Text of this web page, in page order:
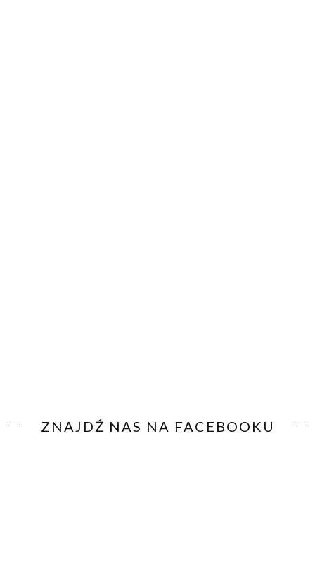
ZNAJDŹ NAS NA FACEBOOKU